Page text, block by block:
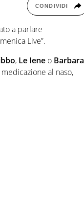
CONDIVIDI
a parlare
Live”.
, Le Iene o Barbara
al naso,